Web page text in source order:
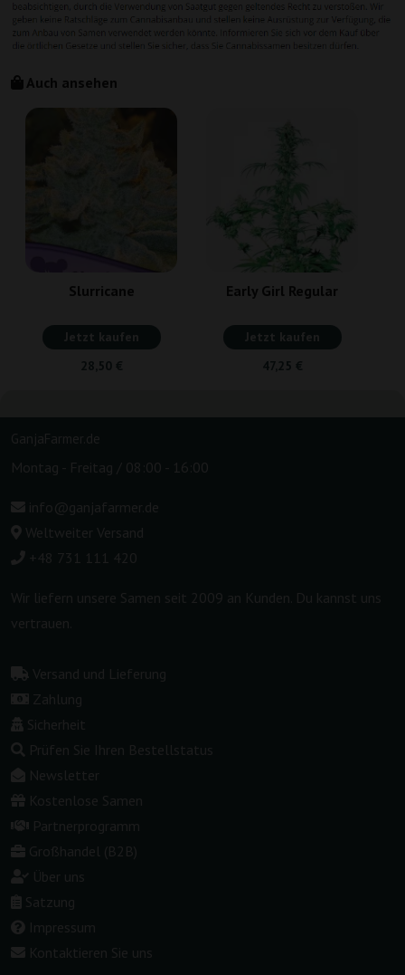
Auch ansehen
Slurricane
Jetzt kaufen
28,50 €
Early Girl Regular
Jetzt kaufen
47,25 €
GanjaFarmer.de
Montag - Freitag / 08:00 - 16:00
info@ganjafarmer.de
Weltweiter Versand
+48 731 111 420
Wir liefern unsere Samen seit 2009 an Kunden. Du kannst uns
vertrauen.
Versand und Lieferung
Zahlung
Sicherheit
Prüfen Sie Ihren Bestellstatus
Newsletter
Kostenlose Samen
Partnerprogramm
Großhandel (B2B)
Über uns
Satzung
Impressum
Kontaktieren Sie uns